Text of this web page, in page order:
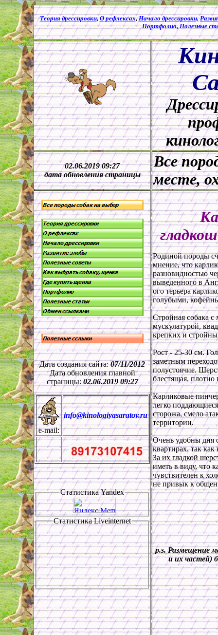
Теория дрессировки,О рефлексах,Начало дрессировки,
Портфолио, Полезные
02.06.2019 09:27
дата обновления страницы
Все
месте,
Дата создания сайта:07/11/2012
Дата обновления главной
страницы:02.06.2019 09:27
e-mail:
info@kinologiyasaratov.ru
СтатистикаYandex
СтатистикаLiveinternet
Родиной породы
мнение, что
разновидностью
выведенного в
ого терьера
голубыми,
Стройная собака с
мускулатурой,
крепких и
Рост - 25-30 см.
заметным
полустоячие.
блестящая,
Карликовые
легко
сторожа, смело
территории.
Очень удобны дня
квартирах, так
За их гладкой
иметь в виду, что
чувствителен к
не привык к
p.s.Размещение
и их частей)